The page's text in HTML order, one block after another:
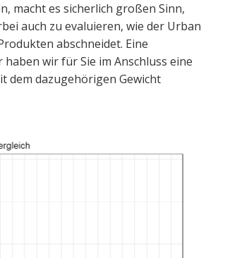
macht es sicherlich großen Sinn,
auch zu evaluieren, wie der Urban
abschneidet. Eine
wir für Sie im Anschluss eine
dem dazugehörigen Gewicht